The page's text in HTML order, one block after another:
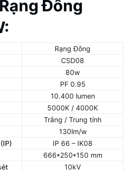
Đông
Rạng Đông
CSD08
80w
PF 0.95
10.400 lumen
5000K / 4000K
Trắng / Trung tính
130lm/w
IP 66 – IK08
666*250*150 mm
10kV